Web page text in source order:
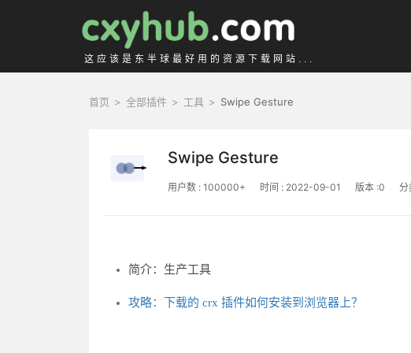
这应该是东半球最好用的资源下载网站...
首页 > 全部插件 > 工具 > Swipe Gesture
Swipe Gesture
用户数 : 100000+ 时间 : 2022-09-01 版本 :0 分
简介：生产工具
攻略：下载的 crx 插件如何安装到浏览器上？